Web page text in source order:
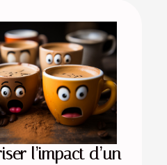
l’impact d’un